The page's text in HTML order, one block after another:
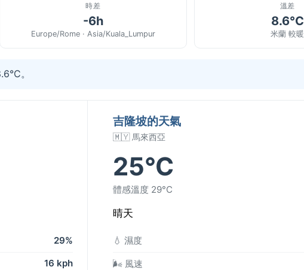
時差
-6h
Europe/Rome · Asia/Kuala_Lumpur
溫差
8.6°C
米蘭 較暖
。
29%
16 kph
吉隆坡的天氣
🇲🇾 馬來西亞
25°C
體感溫度 29°C
晴天
💧 濕度
🌬️ 風速